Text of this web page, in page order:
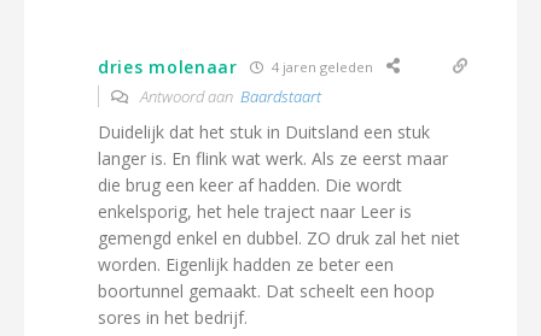
dries molenaar 4 jaren geleden
Antwoord aan Baardstaart
Duidelijk dat het stuk in Duitsland een stuk
langer is. En flink wat werk. Als ze eerst maar
die brug een keer af hadden. Die wordt
enkelsporig, het hele traject naar Leer is
gemengd enkel en dubbel. ZO druk zal het niet
worden. Eigenlijk hadden ze beter een
boortunnel gemaakt. Dat scheelt een hoop
sores in het bedrijf.